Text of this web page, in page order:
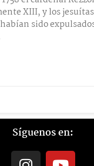
XIII, y los
sido
Síguenos en:
I Y